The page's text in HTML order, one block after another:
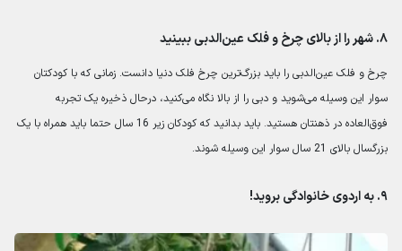
۸. شهر را از بالای چرخ و فلک عین‌الدبی‌ ببینید
چرخ و فلک عین‌الدبی را باید بزرگ‌ترین چرخ فلک دنیا دانست. زمانی که با کودکتان
سوار این وسیله می‌شوید و دبی را از بالا نگاه می‌کنید، درحال ذخیره یک تجربه
فوق‌العاده در ذهنتان هستید. باید بدانید که کودکان زیر 16 سال حتما باید همراه با یک
بزرگسال بالای 21 سال سوار این وسیله شوند.
۹. به اردوی خانوادگی بروید!